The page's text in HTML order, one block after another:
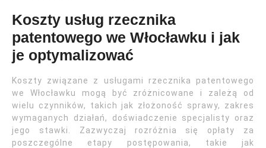
Koszty usług rzecznika
patentowego we Włocławku i jak
je optymalizować
Koszty związane z usługami rzecznika patentowego
we Włocławku mogą być zróżnicowane i zależą od
wielu czynników, takich jak złożoność sprawy, zakres
wymaganych działań, doświadczenie specjalisty oraz
jego stawki. Zazwyczaj rozróżnia się opłaty za
poszczególne etapy postępowania, takie jak